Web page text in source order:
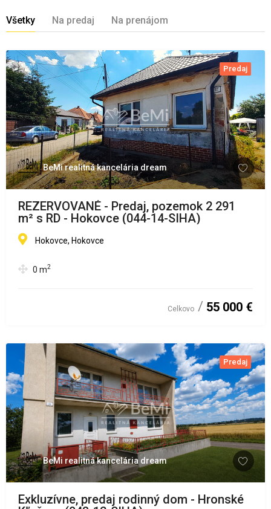
Všetky Na predaj Na prenájom
Predaj
BeMi realitná kancelária dream
REZERVOVANÉ - Predaj, pozemok 2 291
m² s RD - Hokovce (044-14-SIHA)
Hokovce, Hokovce
0 m2
Celkovo 55 000 €
Predaj
BeMi realitná kancelária dream
Exkluzívne, predaj rodinný dom - Hronské